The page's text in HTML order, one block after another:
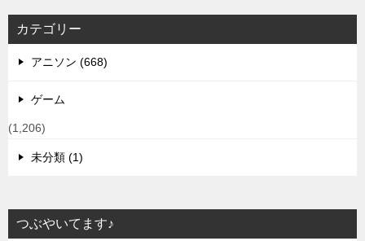
カテゴリー
アニソン (668)
ゲーム
(1,206)
未分類 (1)
つぶやいてます♪